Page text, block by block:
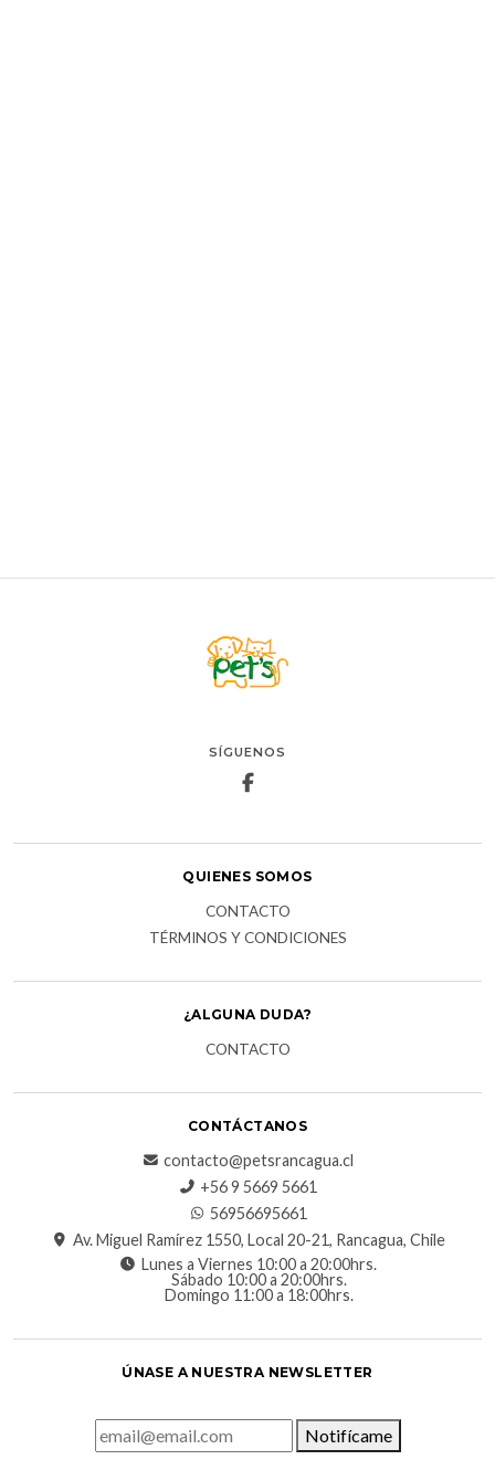
SÍGUENOS
QUIENES SOMOS
CONTACTO
TÉRMINOS Y CONDICIONES
¿ALGUNA DUDA?
CONTACTO
CONTÁCTANOS
contacto@petsrancagua.cl
‪+56 9 5669 5661‬
56956695661‬
Av. Miguel Ramírez 1550, Local 20-21, Rancagua, Chile
Lunes a Viernes 10:00 a 20:00hrs.
Sábado 10:00 a 20:00hrs.
Domingo 11:00 a 18:00hrs.
ÚNASE A NUESTRA NEWSLETTER
Notifícame